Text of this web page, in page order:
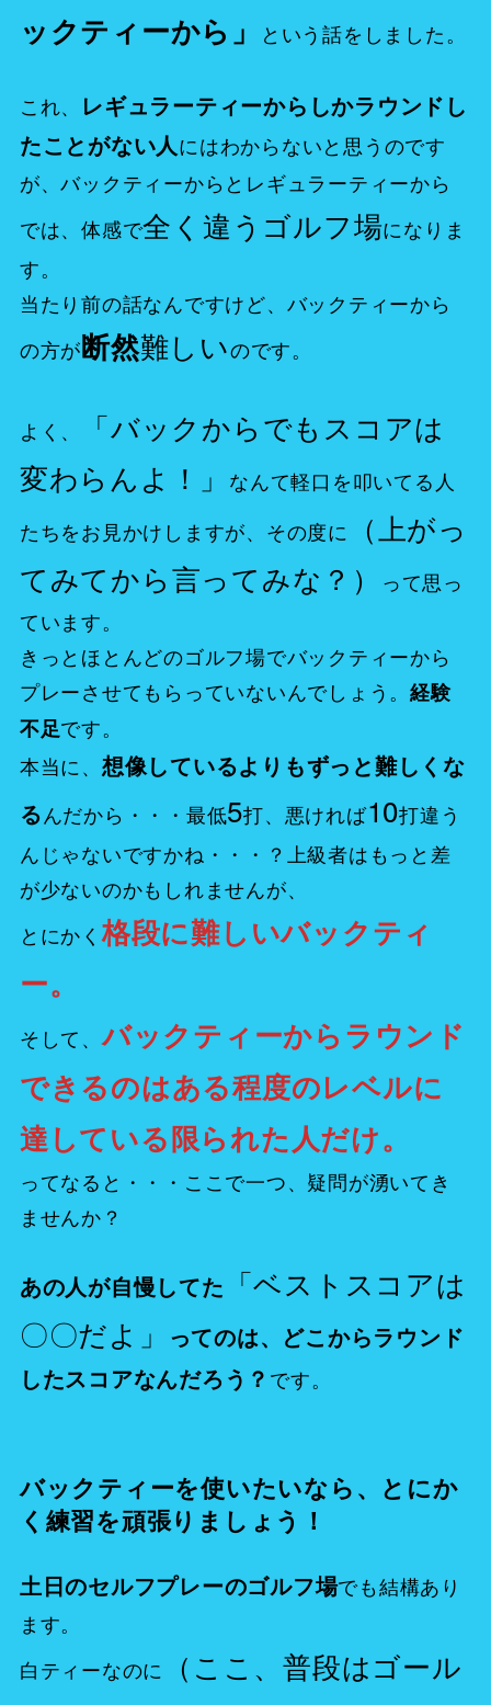
ックティーから」
という話をしました。
これ、
レギュラーティーからしかラウンドし
たことがない人にはわからないと思うのです
が、バックティーからとレギュラーティーから
では、体感で全く違うゴルフ場になりま
す。
当たり前の話なんですけど、バックティーから
の方が断然難しいのです。
よく、
「バックからでもスコアは
変わらんよ！」
なんて軽口を叩いてる人
たちをお見かけしますが、その度に
（上がっ
てみてから言ってみな？）
って思っ
ています。
きっとほとんどのゴルフ場でバックティーから
プレーさせてもらっていないんでしょう。経験
不足です。
本当に、 想像しているよりもずっと難しくな
るんだから・・・最低5打、悪ければ10打違う
んじゃないですかね・・・？上級者はもっと差
が少ないのかもしれませんが、
とにかく格段に難しいバックティ
ー。
そして、バックティーからラウンド
できるのはある程度のレベルに
達している限られた人だけ。
ってなると・・・ここで一つ、疑問が湧いてき
ませんか？
あの人が自慢してた 「ベストスコアは
〇〇だよ」
ってのは、どこからラウンド
したスコアなんだろう？ です。
バックティーを使いたいなら、とにか
く練習を頑張りましょう！
土日のセルフプレーのゴルフ場でも結構あり
ます。
白ティーなのに
（ここ、普段はゴール